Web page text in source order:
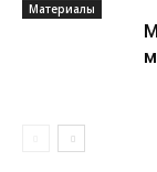
Материалы